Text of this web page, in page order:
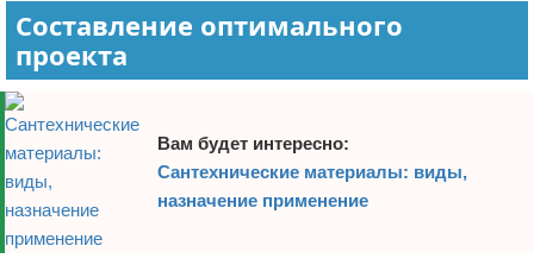
Составление оптимального
проекта
Вам будет интересно:
Сантехнические материалы: виды,
назначение применение